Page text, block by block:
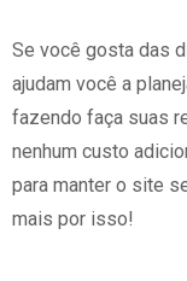
Se você gosta das
ajudam você a
fazendo faça suas
nenhum custo
para manter o site
mais por isso!